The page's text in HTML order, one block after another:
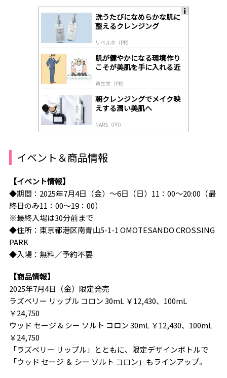
洗うたびになめらかな肌に
整えるクレンジング
リベルタ（PR）
肌が健やかになる環境作り
こそが美肌を手に入れる近
資生堂（PR）
朝クレンジングでメイク映
えする潤い美肌へ
NARS（PR）
イベント＆商品情報
【イベント情報】
◆期間：2025年7月4日（金）～6日（日）11：00～20:00（最
終日のみ11：00～19：00）
※最終入場は30分前まで
◆住所：東京都港区南青山5-1-1 OMOTESANDO CROSSING
PARK
◆入場：無料╱予約不要
【商品情報】
2025年7月4日（金）限定発売
ラズベリー リップル コロン 30mL ￥12,430、100mL
￥24,750
ウッド セージ & シー ソルト コロン 30mL ￥12,430、100mL
￥24,750
「ラズベリー リップル」とともに、限定デザインボトルで
「ウッド セージ ＆ シー ソルト コロン」もラインアップ。